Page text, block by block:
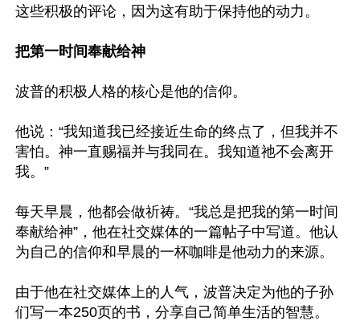
这些积极的评论，因为这有助于保持他的动力。
把第一时间奉献给神
波普的积极人格的核心是他的信仰。
他说：“我知道我已经接近生命的终点了，但我并不
害怕。神一直赐福并与我同在。我知道祂不会离开
我。”
每天早晨，他都会做祈祷。“我总是把我的第一时间
奉献给神”，他在社交媒体的一篇帖子中写道。他认
为自己的信仰和早晨的一杯咖啡是他动力的来源。
由于他在社交媒体上的人气，波普决定为他的子孙
们写一本250页的书，分享自己简单生活的智慧。